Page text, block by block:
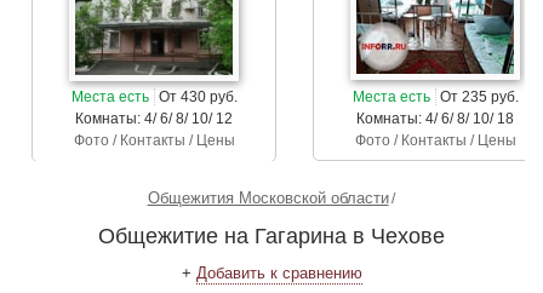
Места есть От 430 руб.
Комнаты: 4/ 6/ 8/ 10/ 12
Фото / Контакты / Цены
Места есть От 235 руб.
Комнаты: 4/ 6/ 8/ 10/ 18
Фото / Контакты / Цены
Общежития Московской области
Общежитие на Гагарина в Чехове
+ Добавить к сравнению